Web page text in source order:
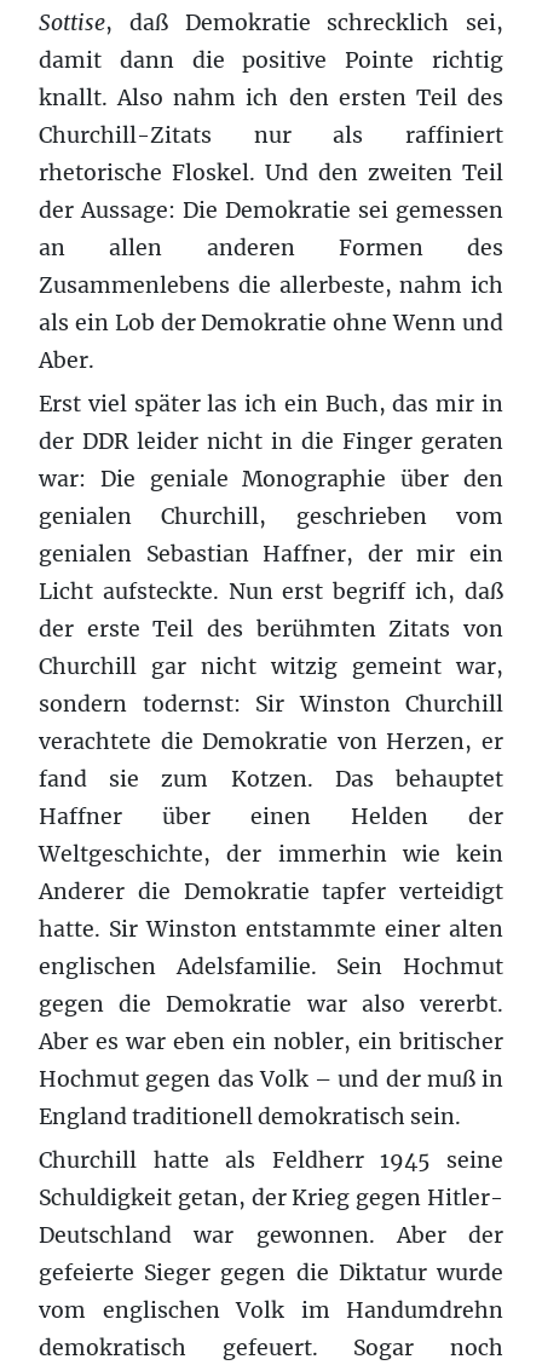
Sottise, daß Demokratie schrecklich sei,
damit dann die positive Pointe richtig
knallt. Also nahm ich den ersten Teil des
Churchill-Zitats nur als raffiniert
rhetorische Floskel. Und den zweiten Teil
der Aussage: Die Demokratie sei gemessen
an allen anderen Formen des
Zusammenlebens die allerbeste, nahm ich
als ein Lob der Demokratie ohne Wenn und
Aber.
Erst viel später las ich ein Buch, das mir in
der DDR leider nicht in die Finger geraten
war: Die geniale Monographie über den
genialen Churchill, geschrieben vom
genialen Sebastian Haffner, der mir ein
Licht aufsteckte. Nun erst begriff ich, daß
der erste Teil des berühmten Zitats von
Churchill gar nicht witzig gemeint war,
sondern todernst: Sir Winston Churchill
verachtete die Demokratie von Herzen, er
fand sie zum Kotzen. Das behauptet
Haffner über einen Helden der
Weltgeschichte, der immerhin wie kein
Anderer die Demokratie tapfer verteidigt
hatte. Sir Winston entstammte einer alten
englischen Adelsfamilie. Sein Hochmut
gegen die Demokratie war also vererbt.
Aber es war eben ein nobler, ein britischer
Hochmut gegen das Volk – und der muß in
England traditionell demokratisch sein.
Churchill hatte als Feldherr 1945 seine
Schuldigkeit getan, der Krieg gegen Hitler-
Deutschland war gewonnen. Aber der
gefeierte Sieger gegen die Diktatur wurde
vom englischen Volk im Handumdrehn
demokratisch gefeuert. Sogar noch